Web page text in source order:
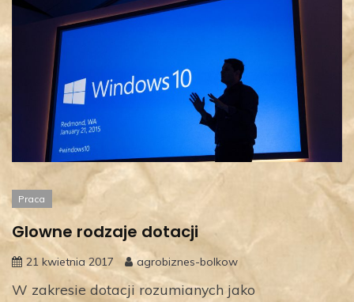
Praca
Glowne rodzaje dotacji
21 kwietnia 2017 agrobiznes-bolkow
W zakresie dotacji rozumianych jako